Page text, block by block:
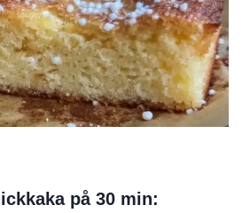
på 30 min: